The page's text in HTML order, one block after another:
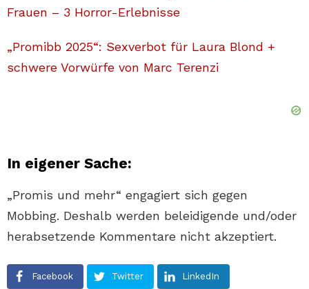
Frauen – 3 Horror-Erlebnisse
„Promibb 2025“: Sexverbot für Laura Blond +
schwere Vorwürfe von Marc Terenzi
In eigener Sache:
„Promis und mehr“ engagiert sich gegen
Mobbing. Deshalb werden beleidigende und/oder
herabsetzende Kommentare nicht akzeptiert.
Facebook Twitter LinkedIn